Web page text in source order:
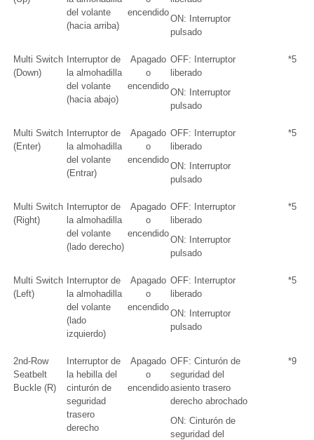
del volante
(hacia arriba)
encendido
ON: Interruptor
pulsado
Multi Switch
(Down)
Interruptor de
la almohadilla
del volante
(hacia abajo)
Apagado
o
encendido
OFF: Interruptor
liberado
ON: Interruptor
pulsado
*5
Multi Switch
(Enter)
Interruptor de
la almohadilla
del volante
(Entrar)
Apagado
o
encendido
OFF: Interruptor
liberado
ON: Interruptor
pulsado
*5
Multi Switch
(Right)
Interruptor de
la almohadilla
del volante
(lado derecho)
Apagado
o
encendido
OFF: Interruptor
liberado
ON: Interruptor
pulsado
*5
Multi Switch
(Left)
Interruptor de
la almohadilla
del volante
(lado
izquierdo)
Apagado
o
encendido
OFF: Interruptor
liberado
ON: Interruptor
pulsado
*5
2nd-Row
Seatbelt
Buckle (R)
Interruptor de
la hebilla del
cinturón de
seguridad
trasero
derecho
Apagado
o
encendido
OFF: Cinturón de
seguridad del
asiento trasero
derecho abrochado
ON: Cinturón de
seguridad del
*9